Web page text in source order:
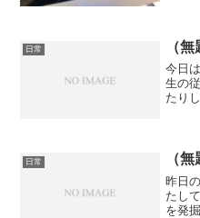
いん
言っ
か…
日常 （無
今日
生の
たり
の内
う有
にし
日常 （無
昨日
たし
を発